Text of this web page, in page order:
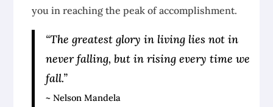
you in reaching the peak of accomplishment.
“The greatest glory in living lies not in
never falling, but in rising every time we
fall.”
~ Nelson Mandela